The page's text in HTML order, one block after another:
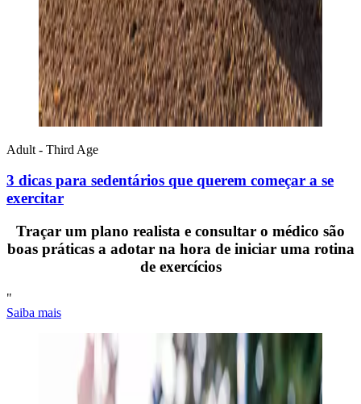
Adult - Third Age
3 dicas para sedentários que querem começar a se
exercitar
Traçar um plano realista e consultar o médico são
boas práticas a adotar na hora de iniciar uma rotina
de exercícios
"
Saiba mais